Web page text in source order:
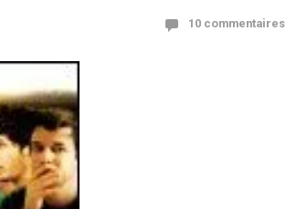
10 commentaires